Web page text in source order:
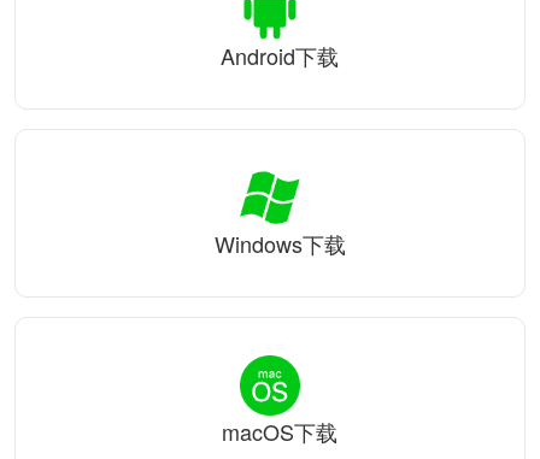
Android下载
Windows下载
macOS下载